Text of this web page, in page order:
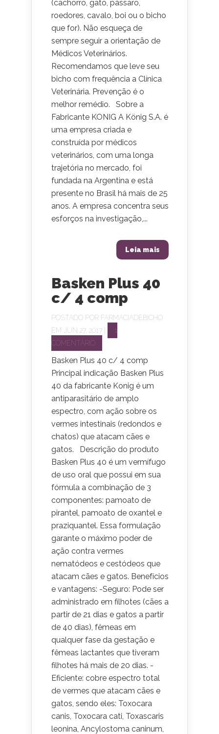
(cachorro, gato, pássaro,
roedores, cavalo, boi ou o bicho
que for). Não esqueça de
sempre seguir a orientação de
Médicos Veterinários.
Recomendamos que leve seu
bicho com frequência a Clínica
Veterinária. Prevenção é o
melhor remédio. Sobre a
Fabricante KONIG A König S.A. é
uma empresa criada e
construída por médicos
veterinários, com uma longa
trajetória no mercado, foi
fundada na Argentina e está
presente no Brasil há mais de 25
anos. A empresa concentra seus
esforços na investigação,...
Leia mais
Basken Plus 40
c/ 4 comp
POSTADO POR FARMACIADEBICHO
EM JUN 27, 2017 |
1
COMENTÁRIO
Basken Plus 40 c/ 4 comp
Principal indicação Basken Plus
40 da fabricante Konig é um
antiparasitário de amplo
espectro, com ação sobre os
vermes intestinais (redondos e
chatos) que atacam cães e
gatos. Descrição do produto
Basken Plus 40 é um vermífugo
de uso oral que possui em sua
fórmula a combinação de 3
componentes: pamoato de
pirantel, pamoato de oxantel e
praziquantel. Essa formulação
garante o máximo poder de
ação contra vermes
nematódeos e cestódeos que
atacam cães e gatos. Benefícios
e vantagens: -Seguro: Pode ser
administrado em filhotes (cães a
partir de 21 dias e gatos a partir
de 40 dias), fêmeas em
qualquer fase da gestação e
fêmeas lactantes que tiveram
filhotes há mais de 20 dias. -
Eficiente: cobre espectro total
de vermes que atacam cães e
gatos, sendo eles: Toxocara
canis, Toxocara cati, Toxascaris
leonina, Ancylostoma caninum,